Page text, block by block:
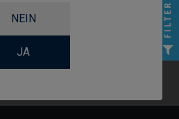
NEIN
JA
FILTER